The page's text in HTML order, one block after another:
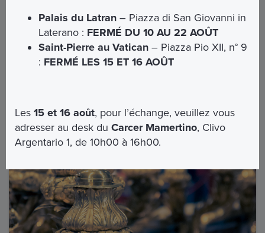
lire la suite
Palais du Latran – Piazza di San Giovanni in
Laterano : FERMÉ DU 10 AU 22 AOÛT
Saint-Pierre au Vatican – Piazza Pio XII, n° 9
: FERMÉ LES 15 ET 16 AOÛT
Les15 et 16 août, pour l’échange, veuillez vous
adresser au desk duCarcer Mamertino, Clivo
Argentario 1, de 10h00 à 16h00.